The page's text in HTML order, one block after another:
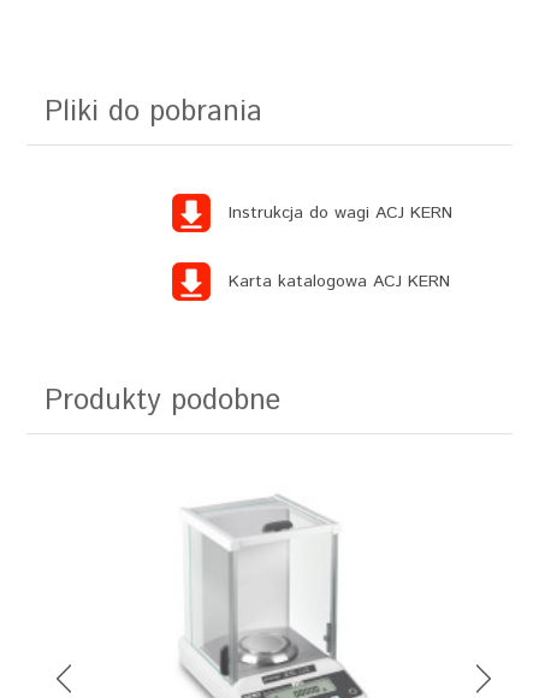
Pliki do pobrania
Instrukcja do wagi ACJ KERN
Karta katalogowa ACJ KERN
Produkty podobne